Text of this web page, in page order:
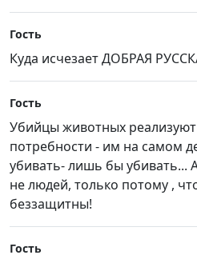
Гость
Куда исчезает ДОБРАЯ
Гость
Убийцы животных
потребности - им на самом
убивать- лишь бы убивать...
не людей, только потому ,
беззащитны!
Гость